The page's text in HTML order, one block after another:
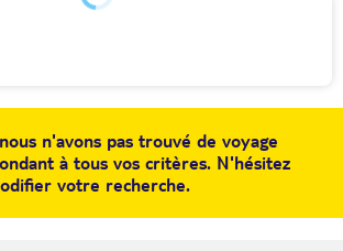
n'avons pas trouvé de voyage
à tous vos critères. N'hésitez
votre recherche.